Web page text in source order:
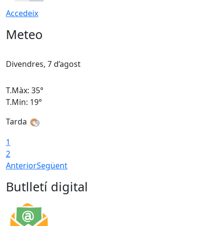
Accedeix
Meteo
Divendres, 7 d’agost
T.Màx: 35°
T.Min: 19°
Tarda
1
2
AnteriorSegüent
Butlletí digital